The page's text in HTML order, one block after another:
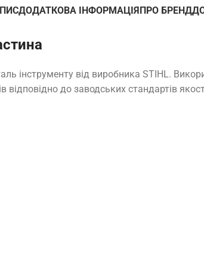
ДОДАТКОВА ІНФОРМАЦІЯПРО БРЕНД
інструменту від виробника STIHL.
відповідно до заводських стандартів